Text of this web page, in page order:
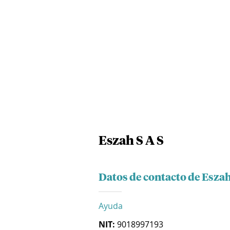
Eszah S A S
Datos de contacto de Eszah
Ayuda
NIT: 9018997193